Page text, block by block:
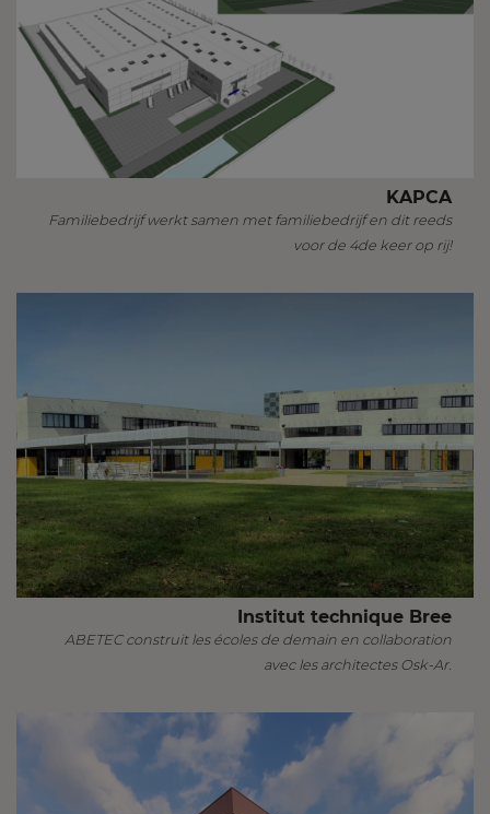
KAPCA
Familiebedrijf werkt samen met familiebedrijf en dit reeds
voor de 4de keer op rij!
Institut technique Bree
ABETEC construit les écoles de demain en collaboration
avec les architectes Osk-Ar.